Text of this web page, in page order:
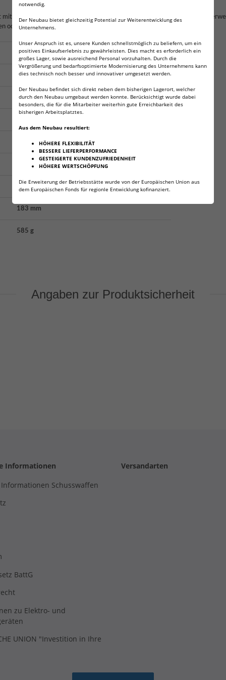
notwendig.
Der Neubau bietet gleichzeitig Potential zur Weiterentwicklung des
Unternehmens.
Unser Anspruch ist es, unsere Kunden schnellstmöglich zu beliefern, um ein
positives Einkaufserlebnis zu gewährleisten. Dies macht es erforderlich ein
großes Lager, sowie ausreichend Personal vorzuhalten. Durch die
Vergrößerung und bedarfsoptimierte Modernisierung des Unternehmens kann
dies technisch noch besser und innovativer umgesetzt werden.
Der Neubau befindet sich direkt neben dem bisherigen Lagerort, welcher
durch den Neubau umgebaut werden konnte. Berücksichtigt wurde dabei
besonders, die für die Mitarbeiter weiterhin gute Erreichbarkeit des
bisherigen Arbeitsplatztes.
Aus dem Neubau resultiert:
HÖHERE FLEXIBILITÄT
BESSERE LIEFERPERFORMANCE
GESTEIGERTE KUNDENZUFRIEDENHEIT
HÖHERE WERTSCHÖPFUNG
Die Erweiterung der Betriebsstätte wurde von der Europäischen Union aus
dem Europäischen Fonds für regionle Entwicklung kofinanziert.
unseren Markingballs (MAB) oder Chalkballs (CKB) zu betreiben. Bei
oder im Lauf kommen.
.50
< 7,5 J
4 Schuss
1x 8 g CO₂
Double Action Only
Abzugzüngelsicherung
183 mm
585 g
Angaben zur Produktsicherheit
Informationen
Schusswaffen
BattG
zu Elektro- und
UNION "Investition in Ihre
Versandarten